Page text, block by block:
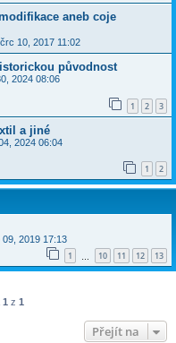
aneb coje
10, 2017 11:02
původnost
2024 08:06
1 2 3
a jiné
2024 06:04
1 2
09, 2019 17:13
1 10 11 12 13
1 z 1
Přejít na